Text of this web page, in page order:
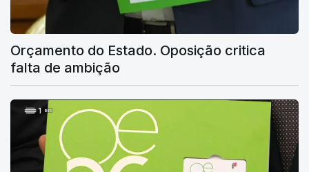
Orçamento do Estado. Oposição critica
falta de ambição